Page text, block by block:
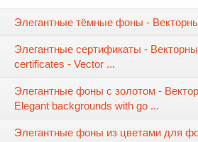
Элегантные тёмные фоны -
Элегантные сертификаты -
certificates - Vector ...
Элегантные фоны с золотом -
Elegant backgrounds with go ...
Элегантные фоны из цветами для